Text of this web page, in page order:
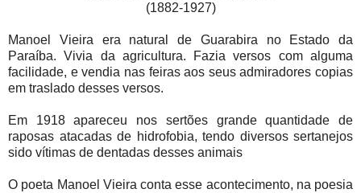
(1882-1927)
Manoel Vieira era natural de Guarabira no Estado da
Paraíba. Vivia da agricultura. Fazia versos com alguma
facilidade, e vendia nas feiras aos seus admiradores copias
em traslado desses versos.
Em 1918 apareceu nos sertões grande quantidade de
raposas atacadas de hidrofobia, tendo diversos sertanejos
sido vítimas de dentadas desses animais
O poeta Manoel Vieira conta esse acontecimento, na poesia